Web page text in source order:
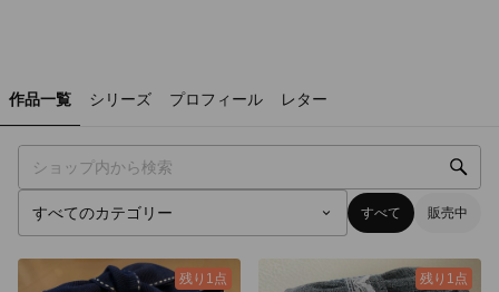
作品一覧 シリーズ プロフィール レター
すべて 販売中
残り1点 残り1点